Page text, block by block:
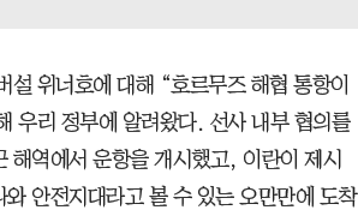
위너호에 대해 “호르무즈 해협 통항이
우리 정부에 알려왔다. 선사 내부 협의를
해역에서 운항을 개시했고, 이란이 제시
안전지대라고 볼 수 있는 오만만에 도착